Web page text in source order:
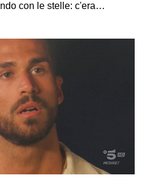
con le stelle: c'era…